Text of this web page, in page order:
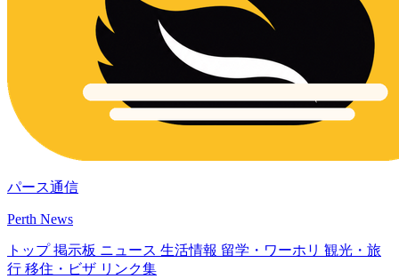
パース通信
Perth News
トップ掲示板 ニュース 生活情報 留学・ワーホリ 観光・旅
行 移住・ビザ リンク集